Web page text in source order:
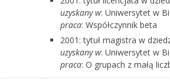
uzyskany w: Uniwersytet w
praca: Współczynnik beta
2001: tytuł magistra w
uzyskany w: Uniwersytet w
praca: O grupach z małą